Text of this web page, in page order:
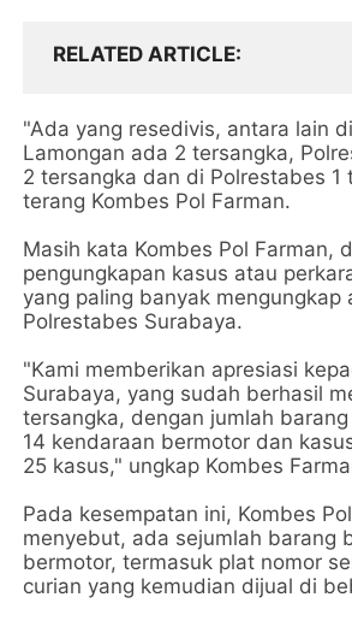
RELATED ARTICLE
"Ada yang resedivis, antara lain
Lamongan ada 2 tersangka,
2 tersangka dan di Polrestabes 1
terang Kombes Pol Farman.
Masih kata Kombes Pol Farman,
pengungkapan kasus atau
yang paling banyak mengungkap
Polrestabes Surabaya.
"Kami memberikan apresiasi
Surabaya, yang sudah berhasil
tersangka, dengan jumlah
14 kendaraan bermotor dan
25 kasus," ungkap Kombes
Pada kesempatan ini, Kombes
menyebut, ada sejumlah barang
bermotor, termasuk plat nomor
curian yang kemudian dijual di